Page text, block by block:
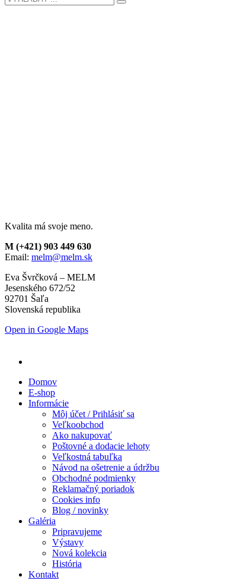
Kvalita má svoje meno.
M (+421) 903 449 630
Email: melm@melm.sk
Eva Švrčková – MELM
Jesenského 672/52
92701 Šaľa
Slovenská republika
Open in Google Maps
Domov
E-shop
Informácie
Môj účet / Prihlásiť sa
Veľkoobchod
Ako nakupovať
Poštovné a dodacie lehoty
Veľkostná tabuľka
Návod na ošetrenie a údržbu
Obchodné podmienky
Reklamačný poriadok
Cookies info
Blog / novinky
Galéria
Pripravujeme
Výstavy
Nová kolekcia
História
Kontakt